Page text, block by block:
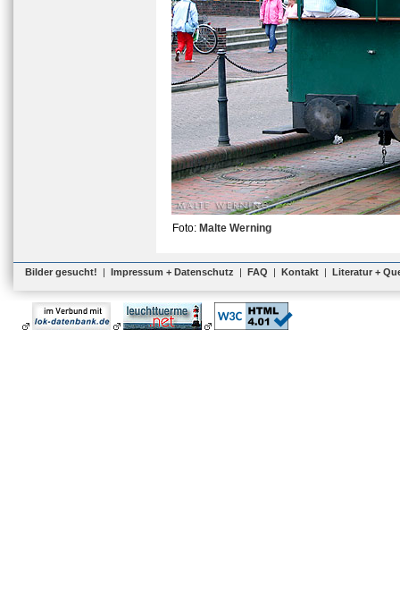
Foto: Malte Werning
Bilder gesucht! | Impressum + Datenschutz | FAQ | Kontakt | Literatur +